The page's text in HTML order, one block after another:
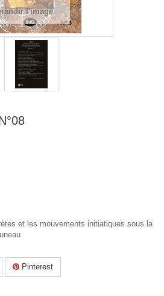
l'image
et les mouvements initiatiques sous la
Pinterest